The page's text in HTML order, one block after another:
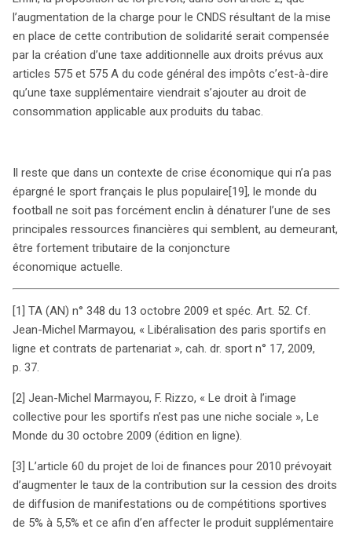
l’augmentation de la charge pour le CNDS résultant de la mise
en place de cette contribution de solidarité serait compensée
par la création d’une taxe additionnelle aux droits prévus aux
articles 575 et 575 A du code général des impôts c’est-à-dire
qu’une taxe supplémentaire viendrait s’ajouter au droit de
consommation applicable aux produits du tabac.
Il reste que dans un contexte de crise économique qui n’a pas
épargné le sport français le plus populaire[19], le monde du
football ne soit pas forcément enclin à dénaturer l’une de ses
principales ressources financières qui semblent, au demeurant,
être fortement tributaire de la conjoncture
économique actuelle.
[1] TA (AN) n° 348 du 13 octobre 2009 et spéc. Art. 52. Cf.
Jean-Michel Marmayou, « Libéralisation des paris sportifs en
ligne et contrats de partenariat », cah. dr. sport n° 17, 2009,
p. 37.
[2] Jean-Michel Marmayou, F. Rizzo, « Le droit à l’image
collective pour les sportifs n’est pas une niche sociale », Le
Monde du 30 octobre 2009 (édition en ligne).
[3] L’article 60 du projet de loi de finances pour 2010 prévoyait
d’augmenter le taux de la contribution sur la cession des droits
de diffusion de manifestations ou de compétitions sportives
de 5% à 5,5% et ce afin d’en affecter le produit supplémentaire
search